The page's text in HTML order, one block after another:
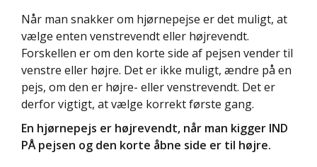
Når man snakker om hjørnepejse er det muligt, at
vælge enten venstrevendt eller højrevendt.
Forskellen er om den korte side af pejsen vender til
venstre eller højre. Det er ikke muligt, ændre på en
pejs, om den er højre- eller venstrevendt. Det er
derfor vigtigt, at vælge korrekt første gang.
En hjørnepejs er højrevendt, når man kigger IND
PÅ pejsen og den korte åbne side er til højre.